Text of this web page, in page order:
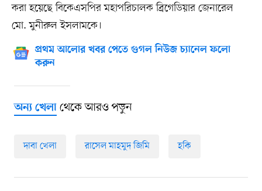
করা হয়েছে বিকেএসপির মহাপরিচালক ব্রিগেডিয়ার জেনারেল
মো. মুনীরুল ইসলামকে।
প্রথম আলোর খবর পেতে গুগল নিউজ চ্যানেল ফলো
করুন
অন্য খেলাথেকে আরও পড়ুন
দাবা খেলা রাসেল মাহমুদ জিমি হকি